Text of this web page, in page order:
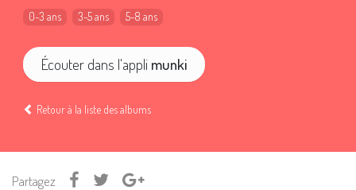
0-3 ans
3-5 ans 5-8 ans
Écouter dans l'appli munki
Retour à la liste des albums
Partagez